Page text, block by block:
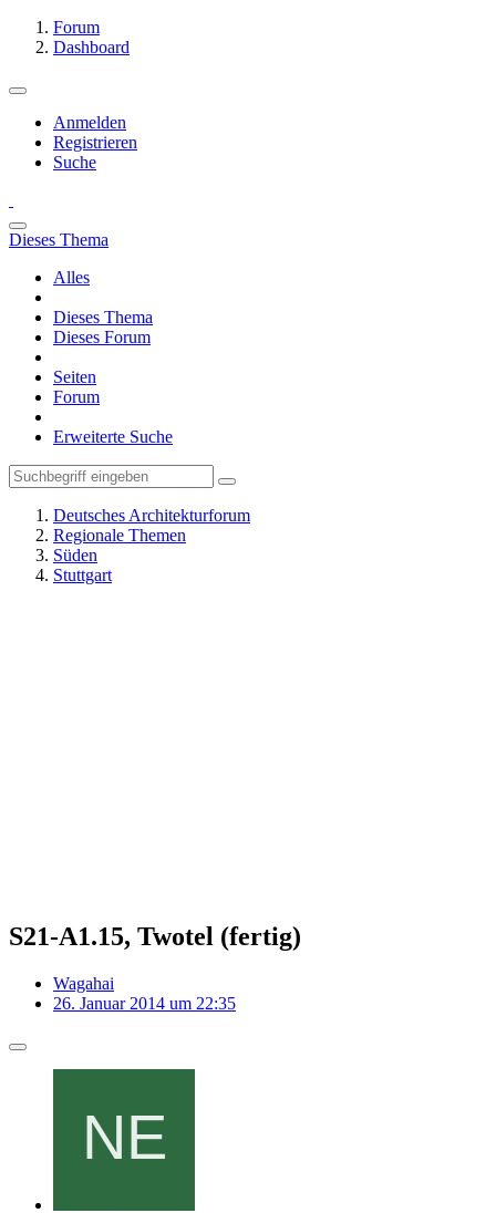
Forum
Dashboard
Anmelden
Registrieren
Suche
Dieses Thema
Alles
Dieses Thema
Dieses Forum
Seiten
Forum
Erweiterte Suche
Deutsches Architekturforum
Regionale Themen
Süden
Stuttgart
S21-A1.15, Twotel (fertig)
Wagahai
26. Januar 2014 um 22:35